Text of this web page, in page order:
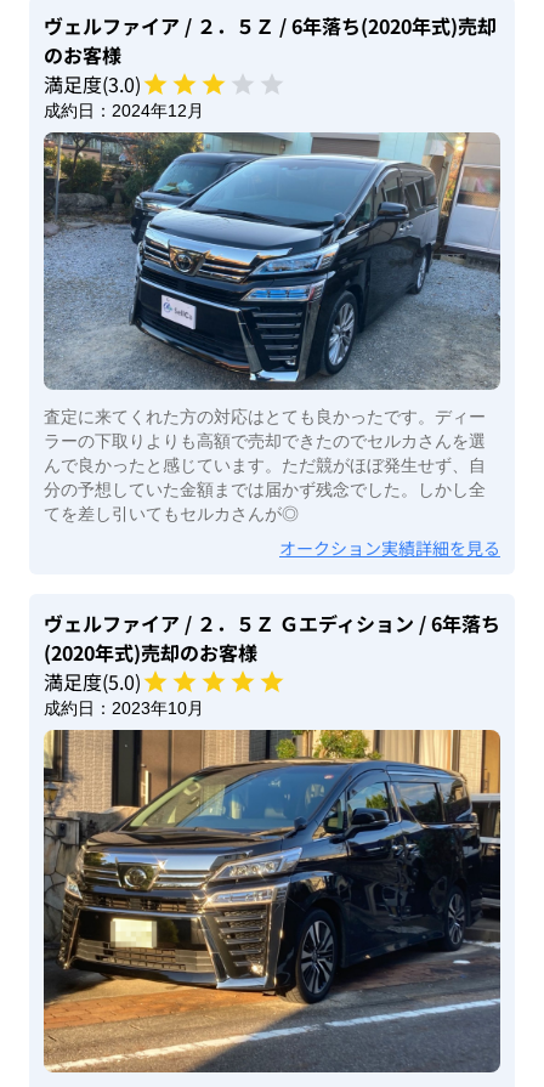
ヴェルファイア / ２．５Ｚ / 6年落ち(2020年式)売却
のお客様
満足度(3.0)
成約日： 2024年12月
査定に来てくれた方の対応はとても良かったです。ディー
ラーの下取りよりも高額で売却できたのでセルカさんを選
んで良かったと感じています。ただ競がほぼ発生せず、自
分の予想していた金額までは届かず残念でした。しかし全
てを差し引いてもセルカさんが◎
オークション実績詳細を見る
ヴェルファイア / ２．５Ｚ Ｇエディション / 6年落ち
(2020年式)売却のお客様
満足度(5.0)
成約日： 2023年10月